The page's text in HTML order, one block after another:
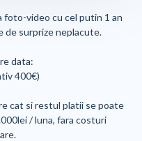
foto-video cu cel putin 1 an
de surprize neplacute.
data:
400€)
cat si restul platii se poate
/ luna, fara costuri